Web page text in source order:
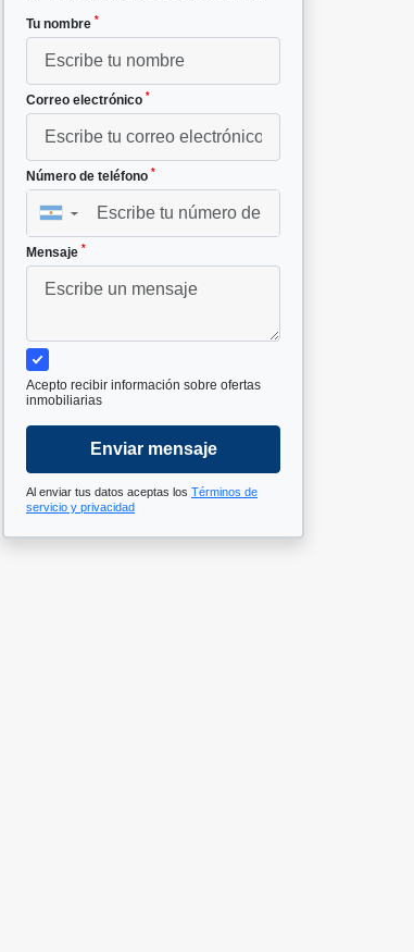
Tu nombre *
Correo electrónico *
Número de teléfono *
▼
Mensaje *
Acepto recibir información sobre ofertas
inmobiliarias
Enviar mensaje
Al enviar tus datos aceptas los Términos de
servicio y privacidad